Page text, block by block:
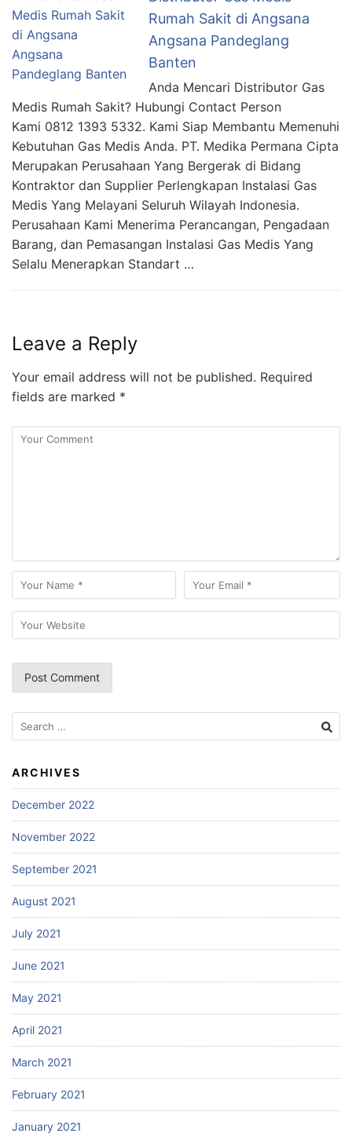
Rumah Sakit di Angsana
Angsana Pandeglang
Banten
Anda Mencari Distributor Gas
Medis Rumah Sakit? Hubungi Contact Person
Kami 0812 1393 5332. Kami Siap Membantu Memenuhi
Kebutuhan Gas Medis Anda. PT. Medika Permana Cipta
Merupakan Perusahaan Yang Bergerak di Bidang
Kontraktor dan Supplier Perlengkapan Instalasi Gas
Medis Yang Melayani Seluruh Wilayah Indonesia.
Perusahaan Kami Menerima Perancangan, Pengadaan
Barang, dan Pemasangan Instalasi Gas Medis Yang
Selalu Menerapkan Standart …
Leave a Reply
Your email address will not be published. Required
fields are marked *
Search
for:
ARCHIVES
December 2022
November 2022
September 2021
August 2021
July 2021
June 2021
May 2021
April 2021
March 2021
February 2021
January 2021